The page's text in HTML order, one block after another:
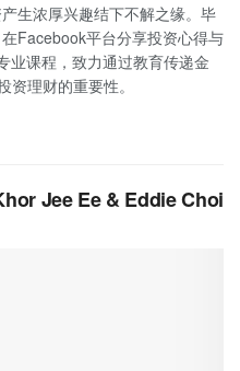
生浓厚兴趣结下不解之缘。毕
Facebook平台分享投资心得与
业课程，致力通过教育传递金
理财的重要性。
Jee Ee & Eddie Choi